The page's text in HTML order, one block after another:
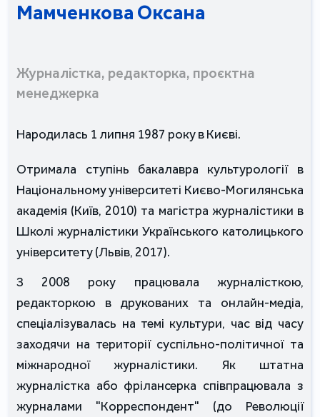
Мамченкова Оксана
Журналістка, редакторка, проєктна
менеджерка
Народилась 1 липня 1987 року в Києві.
Отримала ступінь бакалавра культурології в
Національному університеті Києво-Могилянська
академія (Київ, 2010) та магістра журналістики в
Школі журналістики Українського католицького
університету (Львів, 2017).
З 2008 року працювала журналісткою,
редакторкою в друкованих та онлайн-медіа,
спеціалізувалась на темі культури, час від часу
заходячи на території суспільно-політичної та
міжнародної журналістики. Як штатна
журналістка або фрілансерка співпрацювала з
журналами "Корреспондент" (до Революції